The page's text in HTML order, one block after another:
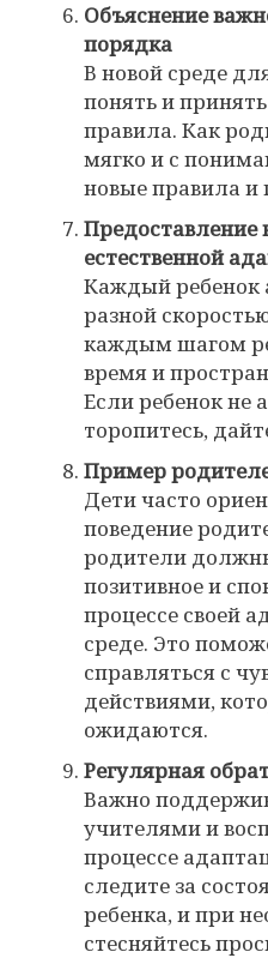
Объяснение
порядка
В новой среде
понять и
правила. Как
мягко и с
новые правила и
Предоставление
естественной
Каждый ребенок
разной
каждым шагом
время и
Если ребенок не
торопитесь,
Пример
Дети часто
поведение
родители
позитивное и
процессе своей
среде. Это
справляться с
действиями,
ожидаются.
Регулярная
Важно
учителями и
процессе
следите за
ребенка, и при
стесняйтесь